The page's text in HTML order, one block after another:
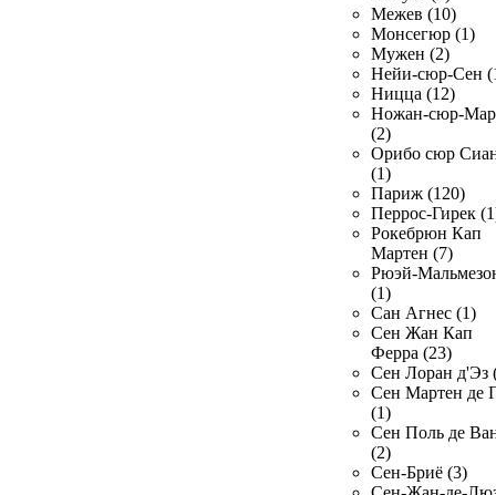
Межев (10)
Монсегюр (1)
Мужен (2)
Нейи-сюр-Сен
Ницца (12)
Ножан-сюр-
(2)
Орибо сюр
(1)
Париж (120)
Перрос-Гирек
Рокебрюн Кап
Мартен (7)
Рюэй-
(1)
Сан Агнес (1)
Сен Жан Кап
Ферра (23)
Сен Лоран д'Эз
Сен Мартен де
(1)
Сен Поль де
(2)
Сен-Бриё (3)